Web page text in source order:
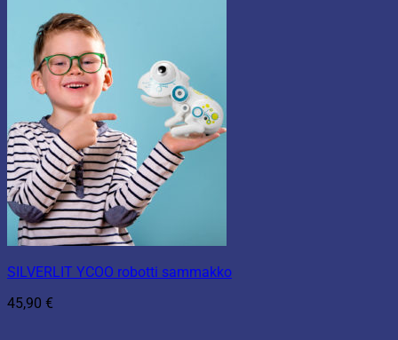
SILVERLIT YCOO robotti sammakko
45,90 €